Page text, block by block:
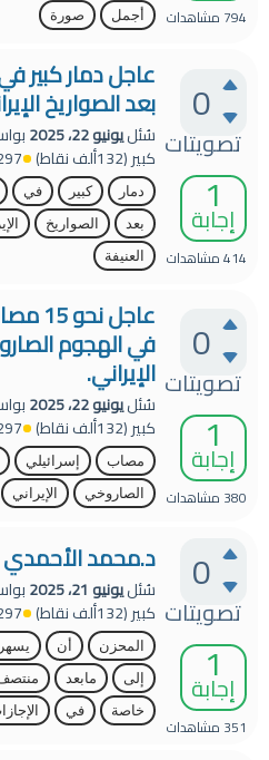
794 مشاهدات
أجمل
صورة
0
تصويتات
1
إجابة
414مشاهدات
عاجل دمار كبير
بعد الصواريخ
سُئليونيو 22، 2025
كبير(132ألف نقاط)
دمار كبير في
بعد
الصواريخ
العنيفة
0
تصويتات
1
إجابة
380 مشاهدات
عاجل
في الهجوم
الإيراني.
سُئليونيو 22، 2025
كبير(132ألف نقاط)
مصاب إسرائيلي
الصاروخي
الإيراني
0
تصويتات
1
إجابة
351 مشاهدات
د.محمد الأحمدي
سُئليونيو 21، 2025
كبير(132ألف نقاط)
المحزن أن يسهر
إلى
مابعد
خاصة
في